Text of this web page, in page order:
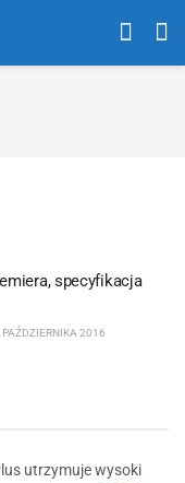
specyfikacja
2016
utrzymuje wysoki